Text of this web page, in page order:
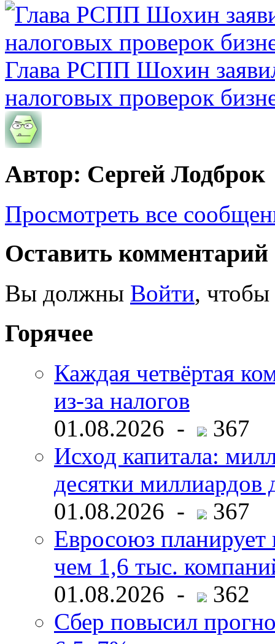
Глава РСПП Шохин
налоговых проверок
Автор: Сергей Лодброк
Просмотреть все
Оставить комментарий
Вы должны Войти, чтобы
Горячее
Каждая четвёртая
из-за налогов
01.08.2026 -
367
Исход капитала:
десятки миллиардов
01.08.2026 -
367
Евросоюз планирует
чем 1,6 тыс.
01.08.2026 -
362
Сбер повысил